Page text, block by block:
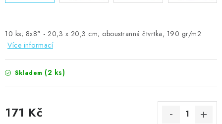
10 ks; 8x8" - 20,3 x 20,3 cm; oboustranná čtvrtka, 190 gr/m2
Více informací
Skladem (2 ks)
171 Kč